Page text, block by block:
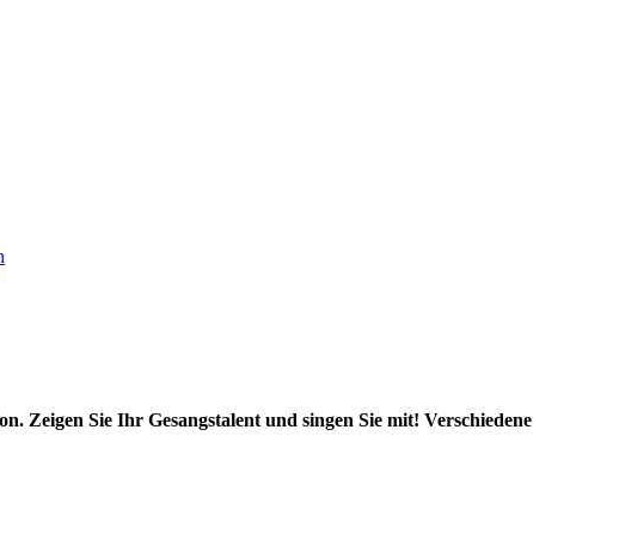
Zeigen Sie Ihr Gesangstalent und singen Sie mit! Verschiedene